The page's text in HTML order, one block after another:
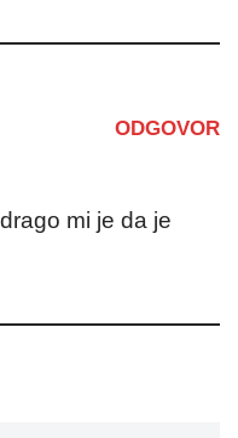
ODGOVOR
mi je da je